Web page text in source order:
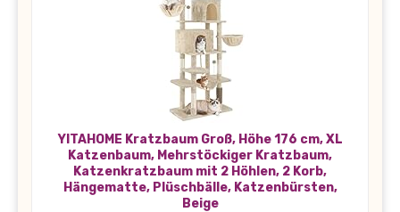
YITAHOME Kratzbaum Groß, Höhe 176 cm, XL
Katzenbaum, Mehrstöckiger Kratzbaum,
Katzenkratzbaum mit 2 Höhlen, 2 Korb,
Hängematte, Plüschbälle, Katzenbürsten,
Beige